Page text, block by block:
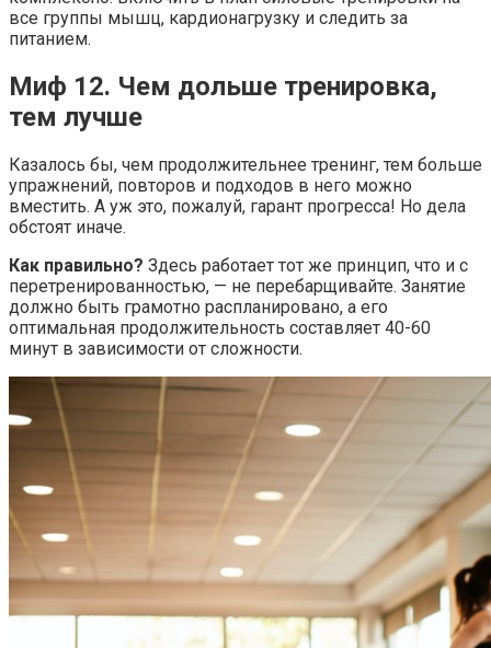
все группы мышц, кардионагрузку и следить за
питанием.
Миф 12. Чем дольше тренировка,
тем лучше
Казалось бы, чем продолжительнее тренинг, тем больше
упражнений, повторов и подходов в него можно
вместить. А уж это, пожалуй, гарант прогресса! Но дела
обстоят иначе.
Как правильно? Здесь работает тот же принцип, что и с
перетренированностью, — не перебарщивайте. Занятие
должно быть грамотно распланировано, а его
оптимальная продолжительность составляет 40-60
минут в зависимости от сложности.